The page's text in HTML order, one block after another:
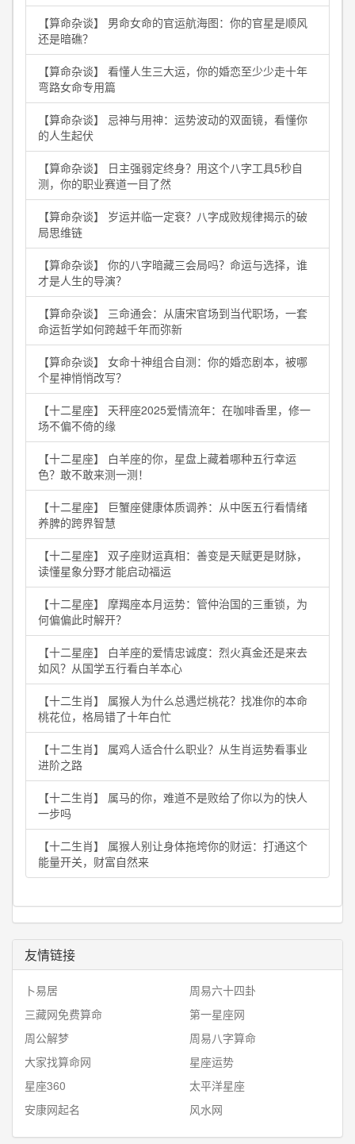
【算命杂谈】 男命女命的官运航海图：你的官星是顺风
还是暗礁？
【算命杂谈】 看懂人生三大运，你的婚恋至少少走十年
弯路女命专用篇
【算命杂谈】 忌神与用神：运势波动的双面镜，看懂你
的人生起伏
【算命杂谈】 日主强弱定终身？用这个八字工具5秒自
测，你的职业赛道一目了然
【算命杂谈】 岁运并临一定衰？八字成败规律揭示的破
局思维链
【算命杂谈】 你的八字暗藏三会局吗？命运与选择，谁
才是人生的导演？
【算命杂谈】 三命通会：从唐宋官场到当代职场，一套
命运哲学如何跨越千年而弥新
【算命杂谈】 女命十神组合自测：你的婚恋剧本，被哪
个星神悄悄改写？
【十二星座】 天秤座2025爱情流年：在咖啡香里，修一
场不偏不倚的缘
【十二星座】 白羊座的你，星盘上藏着哪种五行幸运
色？敢不敢来测一测！
【十二星座】 巨蟹座健康体质调养：从中医五行看情绪
养脾的跨界智慧
【十二星座】 双子座财运真相：善变是天赋更是财脉，
读懂星象分野才能启动福运
【十二星座】 摩羯座本月运势：管仲治国的三重锁，为
何偏偏此时解开？
【十二星座】 白羊座的爱情忠诚度：烈火真金还是来去
如风？从国学五行看白羊本心
【十二生肖】 属猴人为什么总遇烂桃花？找准你的本命
桃花位，格局错了十年白忙
【十二生肖】 属鸡人适合什么职业？从生肖运势看事业
进阶之路
【十二生肖】 属马的你，难道不是败给了你以为的快人
一步吗
【十二生肖】 属猴人别让身体拖垮你的财运：打通这个
能量开关，财富自然来
友情链接
卜易居
周易六十四卦
三藏网免费算命
第一星座网
周公解梦
周易八字算命
大家找算命网
星座运势
星座360
太平洋星座
安康网起名
风水网